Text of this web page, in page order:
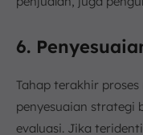
6.
Tahap terakhir
penyesuaian strategi
evaluasi. Jika